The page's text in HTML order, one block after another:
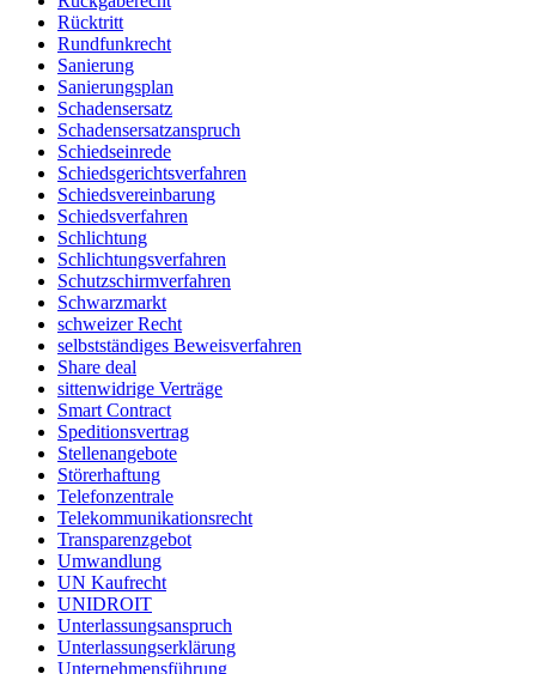
Rücktritt
Rundfunkrecht
Sanierung
Sanierungsplan
Schadensersatz
Schadensersatzanspruch
Schiedseinrede
Schiedsgerichtsverfahren
Schiedsvereinbarung
Schiedsverfahren
Schlichtung
Schlichtungsverfahren
Schutzschirmverfahren
Schwarzmarkt
schweizer Recht
selbstständiges Beweisverfahren
Share deal
sittenwidrige Verträge
Smart Contract
Speditionsvertrag
Stellenangebote
Störerhaftung
Telefonzentrale
Telekommunikationsrecht
Transparenzgebot
Umwandlung
UN Kaufrecht
UNIDROIT
Unterlassungsanspruch
Unterlassungserklärung
Unternehmensführung